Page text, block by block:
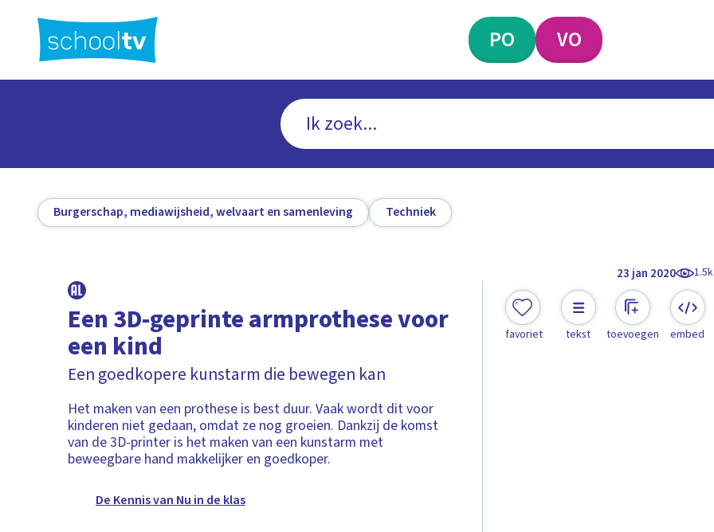
hoofdinhoud
PO VO
Burgerschap, mediawijsheid, welvaart en samenleving Techniek
23 jan 2020 1.5k
Een 3D-geprinte armprothese voor
een kind
Een goedkopere kunstarm die bewegen kan
Het maken van een prothese is best duur. Vaak wordt dit voor
kinderen niet gedaan, omdat ze nog groeien. Dankzij de komst
van de 3D-printer is het maken van een kunstarm met
beweegbare hand makkelijker en goedkoper.
De Kennis van Nu in de klas
favoriet tekst toevoegen embed